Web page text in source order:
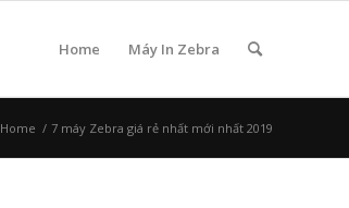
Home Máy In Zebra
Home / 7 máy Zebra giá rẻ nhất mới nhất 2019